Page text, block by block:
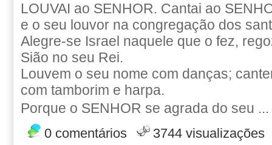
LOUVAI ao SENHOR. Cantai ao
e o seu louvor na congregação dos
Alegre-se Israel naquele que o fez,
Sião no seu Rei.
Louvem o seu nome com danças;
com tamborim e harpa.
Porque o SENHOR se agrada do seu ...
0 comentários 3744 visualizações